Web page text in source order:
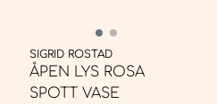
SIGRID ROSTAD
ÅPEN LYS ROSA
SPOTT VASE